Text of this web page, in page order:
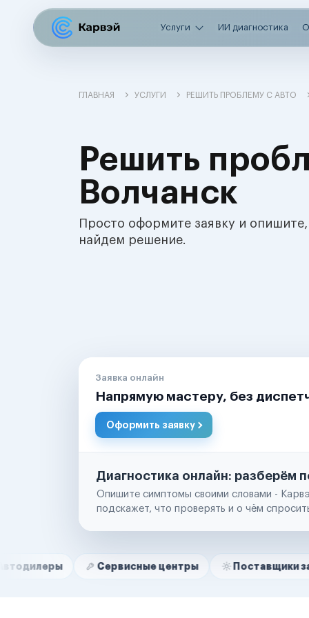
Услуги ИИ диагностика
ГЛАВНАЯ УСЛУГИ РЕШИТЬ ПРОБЛЕМУ С АВТО
Решить
Волчанск
Просто оформите заявку и
найдем решение.
Заявка онлайн
Напрямую мастеру, без
Оформить заявку
Диагностика онлайн: разберём
Опишите симптомы своими словами -
подскажет, что проверять и о чём
Нам доверяют
Сервисные центры Поставщики запчастей
Маркетплейсы